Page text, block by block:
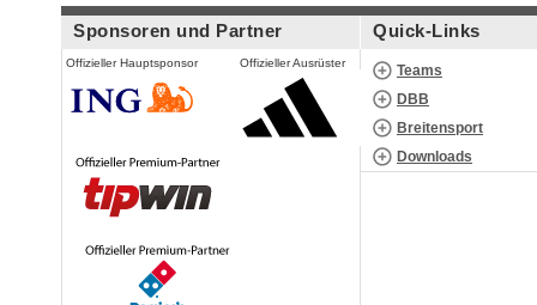
Sponsoren und Partner
Offizieller Hauptsponsor Offizieller Ausrüster
Quick-Links
Teams
DBB
Breitensport
Downloads